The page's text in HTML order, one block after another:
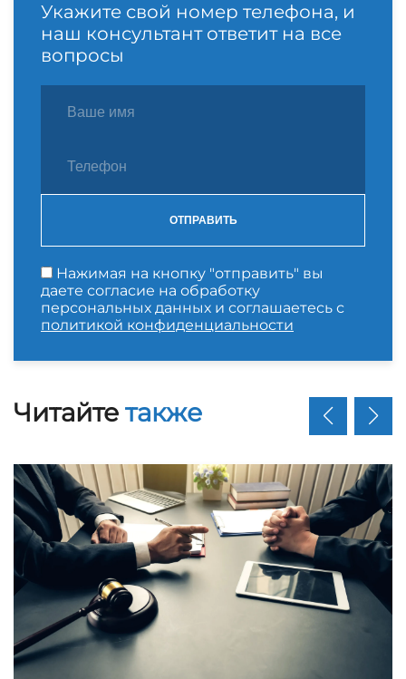
Укажите свой номер телефона, и
наш консультант ответит на все
вопросы
ОТПРАВИТЬ
Нажимая на кнопку "отправить" вы
даете согласие на обработку
персональных данных и соглашаетесь с
политикой конфиденциальности
Читайте также